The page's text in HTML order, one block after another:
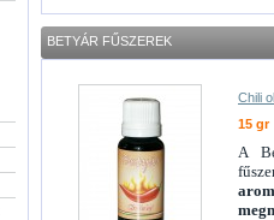
BETYÁR FŰSZEREK
Chili
15 gr
A